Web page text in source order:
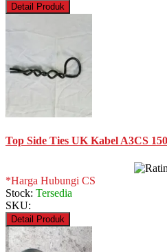
Detail Produk
Top Side Ties UK Kabel A3CS
*Harga Hubungi CS
Stock: Tersedia
SKU:
Detail Produk